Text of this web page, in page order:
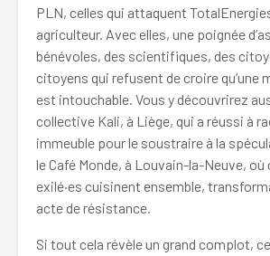
PLN, celles qui attaquent
agriculteur. Avec elles, une poignée
bénévoles, des scientifiques, des
citoyens qui refusent de croire qu’une
est intouchable. Vous y découvrirez
collective Kali, à Liège, qui a réussi à
immeuble pour le soustraire à la
le Café Monde, à Louvain-la-Neuve, où
exilé·es cuisinent ensemble,
acte de résistance.
Si tout cela révèle un grand complot,